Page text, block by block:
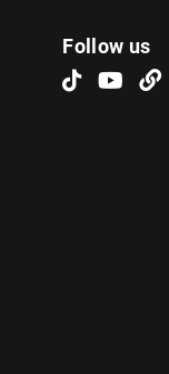
Follow us